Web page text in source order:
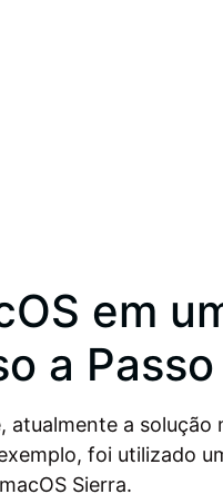
em
a Passo
a
foi utilizado
Sierra.